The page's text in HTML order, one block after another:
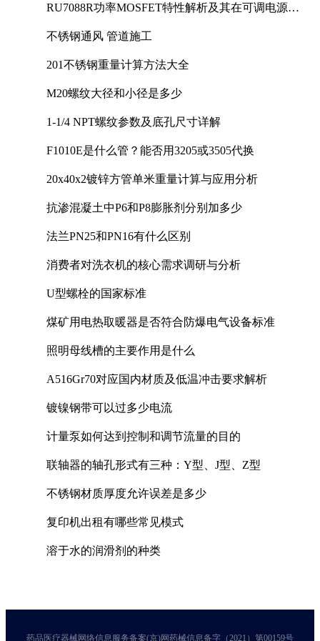
RU7088R功率MOSFET特性解析及其在可调电源设
不锈钢通风 管道施工
201不锈钢重量计算方法大全
M20螺纹大径和小径是多少
1-1/4 NPT螺纹参数及底孔尺寸详解
F1010E是什么管？能否用3205或3505代换
20x40x2镀锌方管单米重量计算与应用分析
抗渗混凝土中P6和P8膨胀剂分别加多少
法兰PN25和PN16有什么区别
消费者对洗衣机的核心需求调研与分析
U型螺栓的国家标准
煤矿用电热取暖器是否符合防爆电气设备标准
照明母线槽的主要作用是什么
A516Gr70对应国内材质及低温冲击要求解析
镀镍钢带可以过多少电流
计量泵如何达到控制和调节流量的目的
联轴器的轴孔形式有三种：Y型、J型、Z型
不锈钢材质厚度允许误差是多少
复印机出租有哪些常见模式
溶于水的润滑剂的种类
药品医疗器械网络信息服务备案(京)网药械信息备字（2021）第00159号